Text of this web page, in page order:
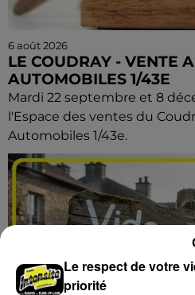
6 août 2026
LE COUDRAY - VENTE
AUTOMOBILES 1/43E
Mardi 22 septembre et 8
l'Espace des ventes du
Automobiles 1/43e.
Le respect de votre
priorité